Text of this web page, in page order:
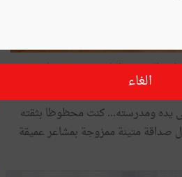
المرحوم الباجي حمدة. رجل من
يده ومدرسته... كنت محظوظا بثقته
صداقة متينة ممزوجة بمشاعر عميقة
الغاء